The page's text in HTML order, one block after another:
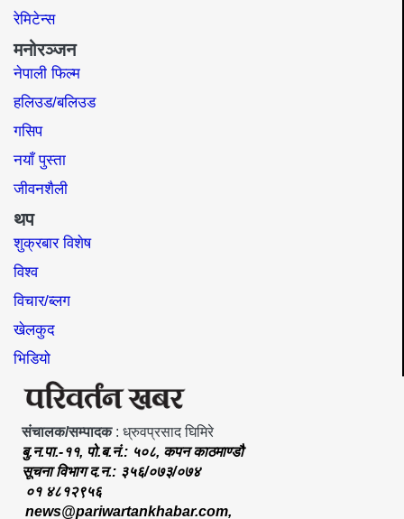
रेमिटेन्स
मनोरञ्जन
नेपाली फिल्म
हलिउड/बलिउड
गसिप
नयाँ पुस्ता
जीवनशैली
थप
शुक्रबार विशेष
विश्व
विचार/ब्लग
खेलकुद
भिडियो
संचालक/सम्पादक: ध्रुवप्रसाद घिमिरे
बु.न.पा.-११, पो.ब.नं.: ५०८, कपन काठमाण्डौ
सूचना विभाग द.न.: ३५६/०७३/०७४
०१ ४८१२९५६
news@pariwartankhabar.com,